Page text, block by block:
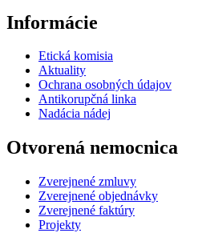
Informácie
Etická komisia
Aktuality
Ochrana osobných údajov
Antikorupčná linka
Nadácia nádej
Otvorená nemocnica
Zverejnené zmluvy
Zverejnené objednávky
Zverejnené faktúry
Projekty